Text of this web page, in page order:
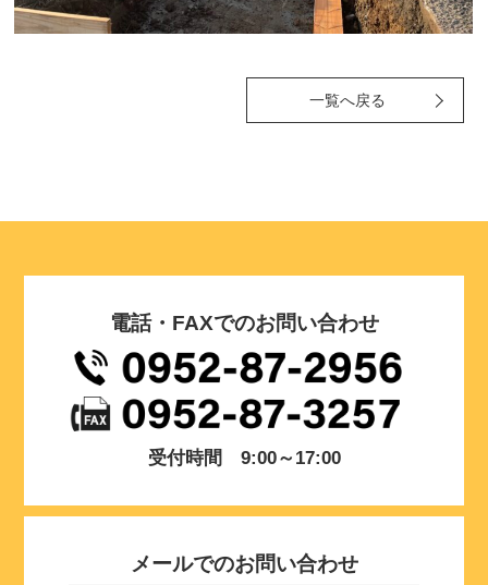
一覧へ戻る
電話・FAXでのお問い合わせ
受付時間 9:00～17:00
メールでのお問い合わせ